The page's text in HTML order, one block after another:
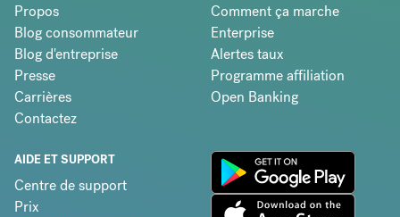
Propos
Blog consommateur
Blog d'entreprise
Presse
Carrières
Contactez
Comment ça marche
Enterprise
Alertes taux
Programme affiliation
Open Banking
AIDE ET SUPPORT
Centre de support
Prix